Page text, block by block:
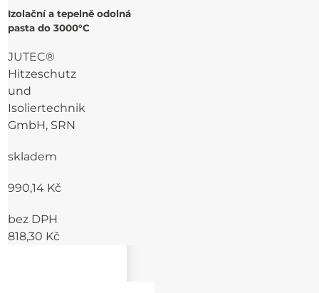
Izolační a tepelně odolná
pasta do 3000°C
JUTEC®
Hitzeschutz
und
Isoliertechnik
GmbH, SRN
skladem
990,14 Kč
bez DPH
818,30 Kč